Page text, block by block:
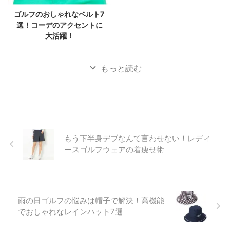
ゴルフのおしゃれなベルト7
選！コーデのアクセントに
大活躍！
もっと読む
もう下半身デブなんて言わせない！レディ
ースゴルフウェアの着痩せ術
雨の日ゴルフの悩みは帽子で解決！高機能
でおしゃれなレインハット7選